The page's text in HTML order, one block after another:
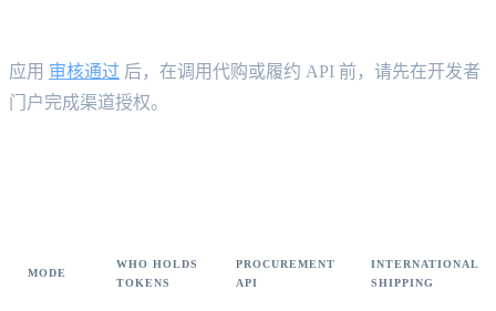
应用 审核通过 后，在调用代购或履约 API 前，请先在开发者
门户完成渠道授权。
MODE
WHO HOLDS
TOKENS
PROCUREMENT
API
INTERNATIONAL
SHIPPING